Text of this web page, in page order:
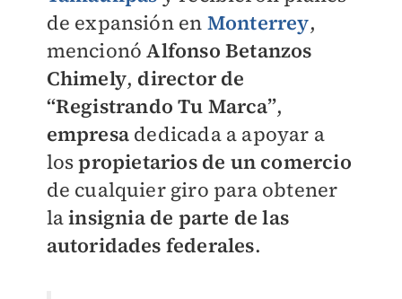
de expansión en Monterrey,
mencionóAlfonso Betanzos
Chimely, director de
“Registrando Tu Marca”,
empresadedicada a apoyar a
lospropietarios de un comercio
de cualquier giro para obtener
lainsignia de parte de las
autoridades federales.